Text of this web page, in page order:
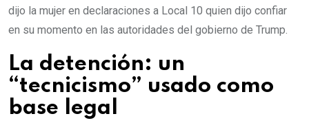
dijo la mujer en declaraciones a Local 10 quien dijo confiar
en su momento en las autoridades del gobierno de Trump.
La detención: un
“tecnicismo” usado como
base legal